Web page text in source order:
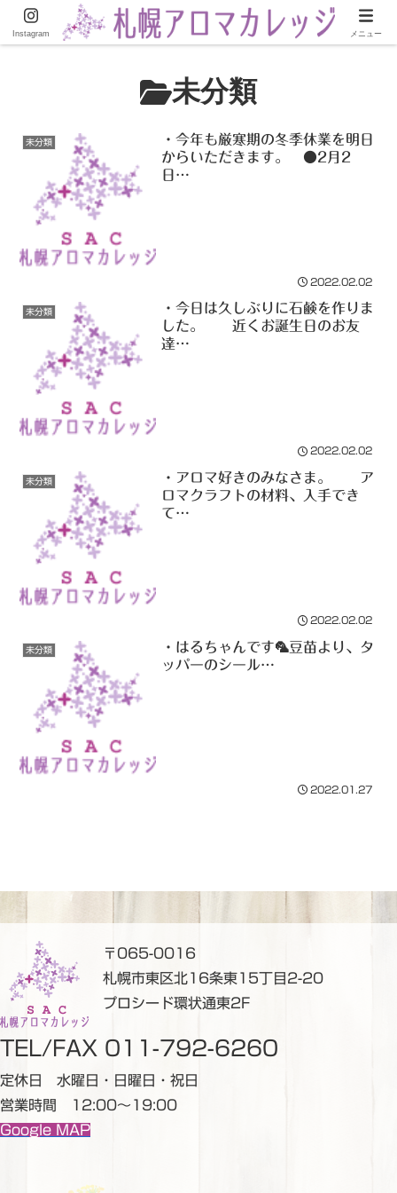
AEAJ総合資格認定校
未分類
未分類
・今年も厳寒期の冬季休業を明日
からいただきます。 ●2月2
日…
2022.02.02
未分類
・今日は久しぶりに石鹸を作りま
した。 近くお誕生日のお友
達…
2022.02.02
未分類
・アロマ好きのみなさま。 ア
ロマクラフトの材料、入手でき
て…
2022.02.02
未分類
・はるちゃんです🦜豆苗より、タ
ッパーのシール…
2022.01.27
〒065-0016
札幌市東区北16条東15丁目2-20
プロシード環状通東2F
TEL/FAX 011-792-6260
定休日 水曜日・日曜日・祝日
営業時間 12:00～19:00
Google MAP
Instagram メニュー